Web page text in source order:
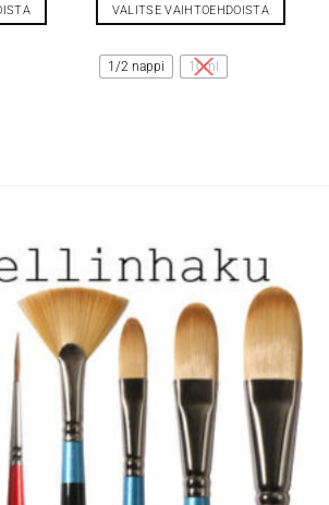
VALITSE VAIHTOEHDOISTA
tuotteella
on
1/2 nappi 10ml